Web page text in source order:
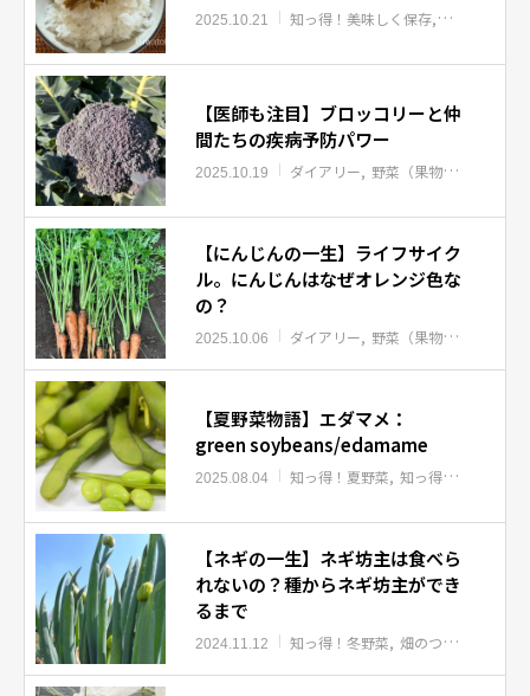
2025.10.21 知っ得！美味しく保存 知っ得！冬
【医師も注目】ブロッコリーと仲
間たちの疾病予防パワー
2025.10.19 ダイアリー 野菜（果物）のパワーについて
【にんじんの一生】ライフサイク
ル。にんじんはなぜオレンジ色な
の？
2025.10.06 ダイアリー 野菜（果物）のパワーについて
【夏野菜物語】エダマメ：
green soybeans/edamame
2025.08.04 知っ得！夏野菜 知っ得！春夏秋冬野菜物語
【ネギの一生】ネギ坊主は食べら
れないの？種からネギ坊主ができ
るまで
2024.11.12 知っ得！冬野菜 畑のつぶやき